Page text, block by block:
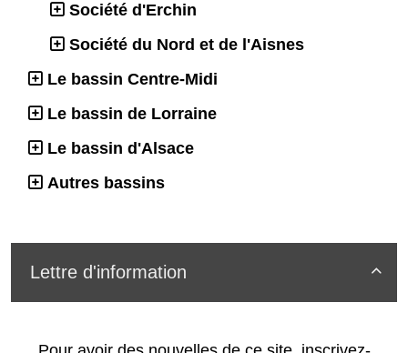
Société d'Erchin
Société du Nord et de l'Aisnes
Le bassin Centre-Midi
Le bassin de Lorraine
Le bassin d'Alsace
Autres bassins

Lettre d'information